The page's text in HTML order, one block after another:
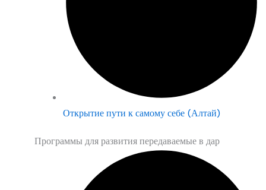
Открытие пути к самому себе (Алтай)
Программы для развития передаваемые в дар